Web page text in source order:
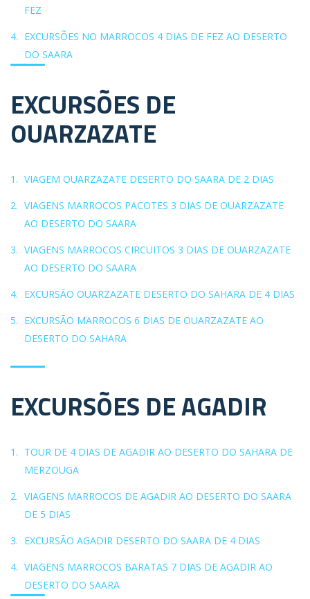
FEZ
EXCURSÕES NO MARROCOS 4 DIAS DE FEZ AO DESERTO
DO SAARA
EXCURSÕES DE
OUARZAZATE
VIAGEM OUARZAZATE DESERTO DO SAARA DE 2 DIAS
VIAGENS MARROCOS PACOTES 3 DIAS DE OUARZAZATE
AO DESERTO DO SAARA
VIAGENS MARROCOS CIRCUITOS 3 DIAS DE OUARZAZATE
AO DESERTO DO SAARA
EXCURSÃO OUARZAZATE DESERTO DO SAHARA DE 4 DIAS
EXCURSÃO MARROCOS 6 DIAS DE OUARZAZATE AO
DESERTO DO SAHARA
EXCURSÕES DE AGADIR
TOUR DE 4 DIAS DE AGADIR AO DESERTO DO SAHARA DE
MERZOUGA
VIAGENS MARROCOS DE AGADIR AO DESERTO DO SAARA
DE 5 DIAS
EXCURSÃO AGADIR DESERTO DO SAARA DE 4 DIAS
VIAGENS MARROCOS BARATAS 7 DIAS DE AGADIR AO
DESERTO DO SAARA